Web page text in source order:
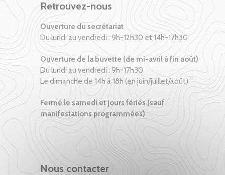
Retrouvez-nous
Ouverture du secrétariat
Du lundi au vendredi : 9h-12h30 et 14h-17h30
Ouverture de la buvette (de mi-avril à fin août)
Du lundi au vendredi : 9h-17h30
Le dimanche de 14h à 18h (en juin/juillet/août)
Fermé le samedi et jours fériés (sauf
manifestations programmées)
Nous contacter